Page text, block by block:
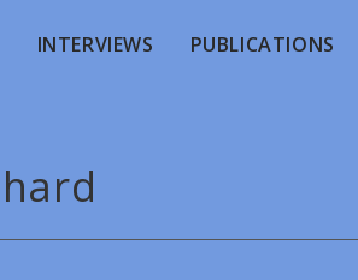
INTERVIEWS PUBLICATIONS